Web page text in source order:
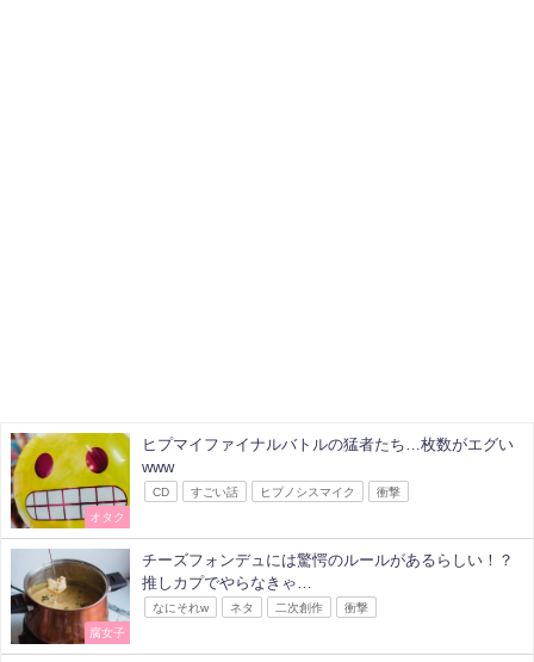
オタク
ヒプマイファイナルバトルの猛者たち…枚数がエグい
www
CD すごい話 ヒプノシスマイク 衝撃
腐女子
チーズフォンデュには驚愕のルールがあるらしい！？
推しカプでやらなきゃ…
なにそれw ネタ 二次創作 衝撃